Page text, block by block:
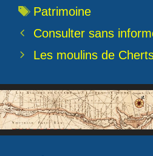
Étiquettes
Patrimoine
Consulter sans
Les moulins de